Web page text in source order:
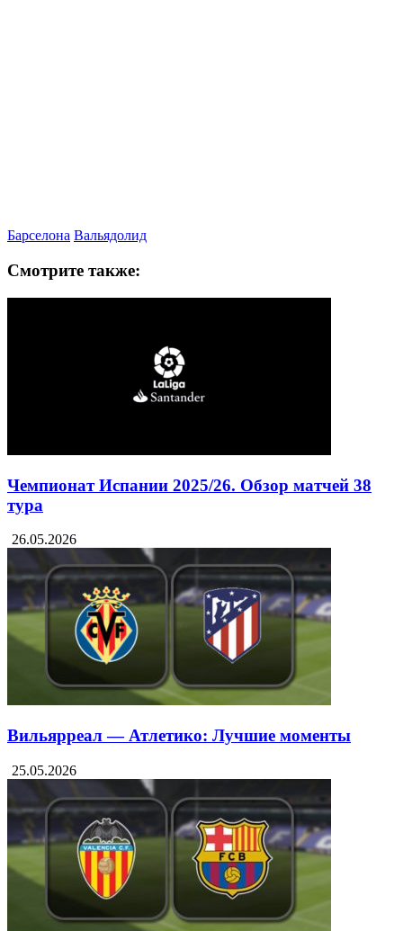
Барселона Вальядолид
Смотрите также:
Чемпионат Испании 2025/26. Обзор матчей 38
тура
26.05.2026
Вильярреал — Атлетико: Лучшие моменты
25.05.2026